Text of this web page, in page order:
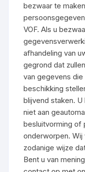
bezwaar te
VOF. Als u
afhandeling van
gegrond dat
van gegevens
beschikking
blijvend staken.
niet aan
besluitvorming of
onderworpen.
zodanige wijze
Bent u van